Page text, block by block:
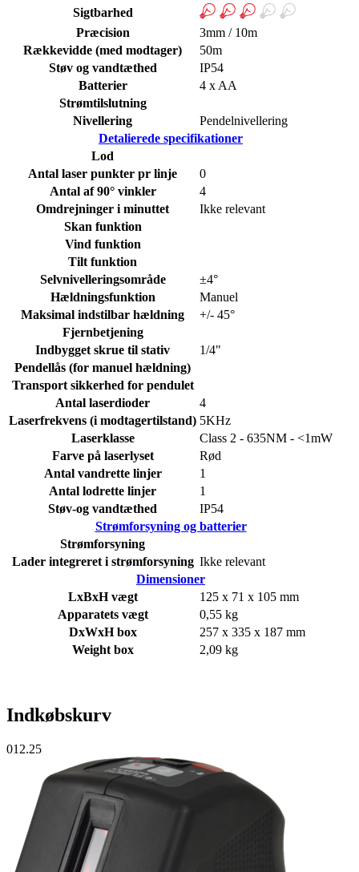
Sigtbarhed
Præcision
3mm / 10m
Rækkevidde (med modtager)
50m
Støv og vandtæthed
IP54
Batterier
4 x AA
Strømtilslutning
Nivellering
Pendelnivellering
Detalierede specifikationer
Lod
Antal laser punkter pr linje
0
Antal af 90° vinkler
4
Omdrejninger i minuttet
Ikke relevant
Skan funktion
Vind funktion
Tilt funktion
Selvnivelleringsområde
±4°
Hældningsfunktion
Manuel
Maksimal indstilbar hældning
+/- 45°
Fjernbetjening
Indbygget skrue til stativ
1/4"
Pendellås (for manuel hældning)
Transport sikkerhed for pendulet
Antal laserdioder
4
Laserfrekvens (i modtagertilstand) 5KHz
Laserklasse
Class 2 - 635NM - <1mW
Farve på laserlyset
Rød
Antal vandrette linjer
1
Antal lodrette linjer
1
Støv-og vandtæthed
IP54
Strømforsyning og batterier
Strømforsyning
Lader integreret i strømforsyning Ikke relevant
Dimensioner
LxBxH vægt
125 x 71 x 105 mm
Apparatets vægt
0,55 kg
DxWxH box
257 x 335 x 187 mm
Weight box
2,09 kg
Indkøbskurv
012.25